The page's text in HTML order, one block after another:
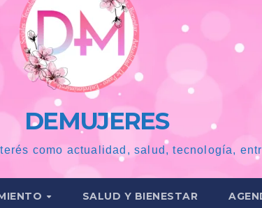
DEMUJERES
como actualidad, salud, tecnología,
SALUD Y BIENESTAR